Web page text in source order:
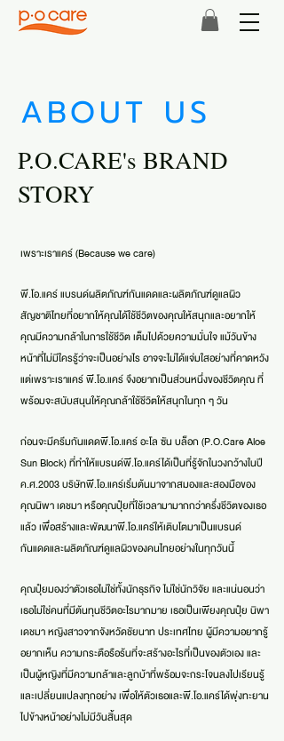
ABOUT US
P.O.CARE's BRAND
STORY
เพราะเราแคร์ (Because we care)
พี.โอ.แคร์ แบรนด์ผลิตภัณฑ์กันแดดและผลิตภัณฑ์ดูแลผิว
สัญชาติไทยที่อยากให้คุณได้ใช้ชีวิตของคุณให้สนุกและอยากให้
คุณมีความกล้าในการใช้ชีวิต เต็มไปด้วยความมั่นใจ แม้วันข้าง
หน้าที่ไม่มีใครรู้ว่าจะเป็นอย่างไร อาจจะไม่ได้แจ่มใสอย่างที่คาดหวัง
แต่เพราะเราแคร์ พี.โอ.แคร์ จึงอยากเป็นส่วนหนึ่งของชีวิตคุณ ที่
พร้อมจะสนับสนุนให้คุณกล้าใช้ชีวิตให้สนุกในทุก ๆ วัน
ก่อนจะมีครีมกันแดดพี.โอ.แคร์ อะโล ซัน บล็อก (P.O.Care Aloe
Sun Block) ที่ทำให้แบรนด์พี.โอ.แคร์ได้เป็นที่รู้จักในวงกว้างในปี
ค.ศ.2003 บริษัทพี.โอ.แคร์เริ่มต้นมาจากสมองและสองมือของ
คุณนิพา เดชมา หรือคุณปุ๋ยที่ใช้เวลามามากกว่าครึ่งชีวิตของเธอ
แล้ว เพื่อสร้างและพัฒนาพี.โอ.แคร์ให้เติบโตมาเป็นแบรนด์
กันแดดและผลิตภัณฑ์ดูแลผิวของคนไทยอย่างในทุกวันนี้
คุณปุ๋ยมองว่าตัวเธอไม่ใช่ทั้งนักธุรกิจ ไม่ใช่นักวิจัย และแน่นอนว่า
เธอไม่ใช่คนที่มีต้นทุนชีวิตอะไรมากมาย เธอเป็นเพียงคุณปุ๋ย นิพา
เดชมา หญิงสาวจากจังหวัดชัยนาท ประเทศไทย ผู้มีความอยากรู้
อยากเห็น ความกระตือรือร้นที่จะสร้างอะไรที่เป็นของตัวเอง และ
เป็นผู้หญิงที่มีความกล้าและลูกบ้าที่พร้อมจะกระโจนลงไปเรียนรู้
และเปลี่ยนแปลงทุกอย่าง เพื่อให้ตัวเธอและพี.โอ.แคร์ได้พุ่งทะยาน
ไปข้างหน้าอย่างไม่มีวันสิ้นสุด